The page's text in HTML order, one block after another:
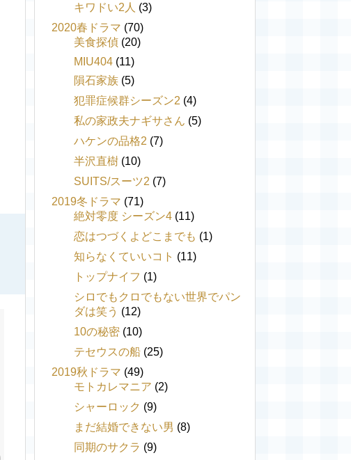
キワドい2人 (3)
2020春ドラマ (70)
美食探偵 (20)
MIU404 (11)
隕石家族 (5)
犯罪症候群シーズン2 (4)
私の家政夫ナギサさん (5)
ハケンの品格2 (7)
半沢直樹 (10)
SUITS/スーツ2 (7)
2019冬ドラマ (71)
絶対零度 シーズン4 (11)
恋はつづくよどこまでも (1)
知らなくていいコト (11)
トップナイフ (1)
シロでもクロでもない世界でパン
ダは笑う (12)
10の秘密 (10)
テセウスの船 (25)
2019秋ドラマ (49)
モトカレマニア (2)
シャーロック (9)
まだ結婚できない男 (8)
同期のサクラ (9)